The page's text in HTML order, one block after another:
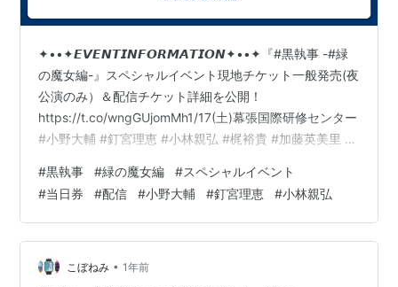
✦••✦𝙀𝙑𝙀𝙉𝙏𝙄𝙉𝙁𝙊𝙍𝙈𝘼𝙏𝙄𝙊𝙉✦••✦『#黒執事 -#緑
の魔女編-』スペシャルイベント現地チケット一般発売(夜
公演のみ）＆配信チケット詳細を公開！
https://t.co/wngGUjomMh1/17(土)幕張国際研修センター
#小野大輔 #釘宮理恵 #小林親弘 #梶裕貴 #加藤英美里 #
執事』シリーズ公式 (@kuroshitsuji_pr) 2025年11月5日
#黒執事 #緑の魔女編 #スペシャルイベント
#当日券 #配信 #小野大輔 #釘宮理恵 #小林親弘
こぼねみ • 1年前